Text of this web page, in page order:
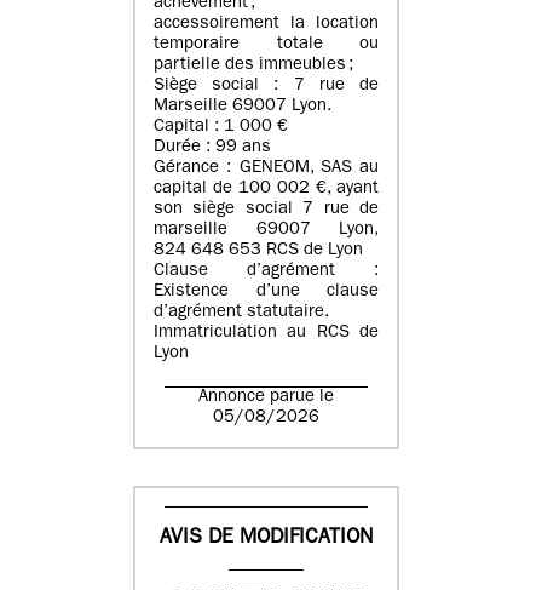
achèvement ;
accessoirement la location
temporaire totale ou
partielle des immeubles ;
Siège social : 7 rue de
Marseille 69007 Lyon.
Capital : 1 000 €
Durée : 99 ans
Gérance : GENEOM, SAS au
capital de 100 002 €, ayant
son siège social 7 rue de
marseille 69007 Lyon,
824 648 653 RCS de Lyon
Clause d’agrément :
Existence d’une clause
d’agrément statutaire.
Immatriculation au RCS de
Lyon
Annonce parue le
05/08/2026
AVIS DE MODIFICATION